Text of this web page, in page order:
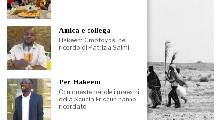
Amica e collega
Hakeem Omotoyosi nel
ricordo di Patrizia Salmi.
Per Hakeem
Con queste parole i maestri
della Scuola Frisoun hanno
ricordato